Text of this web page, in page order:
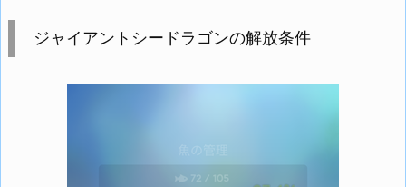
ジャイアントシードラゴンの解放条件